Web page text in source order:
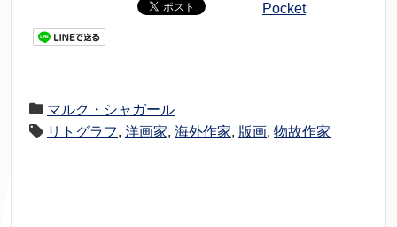
Pocket
マルク・シャガール
リトグラフ, 洋画家, 海外作家, 版画, 物故作家